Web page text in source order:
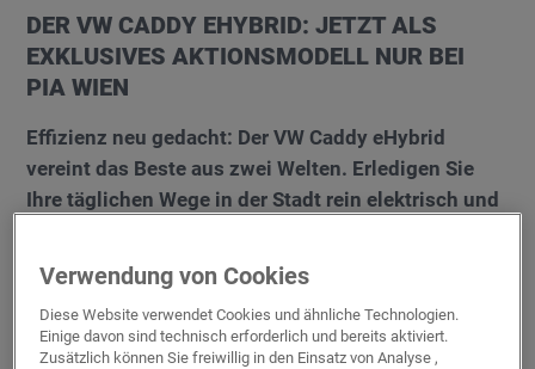
DER VW CADDY EHYBRID: JETZT ALS
EXKLUSIVES AKTIONSMODELL NUR BEI
PIA WIEN
Effizienz neu gedacht: Der VW Caddy eHybrid
vereint das Beste aus zwei Welten. Erledigen Sie
Ihre täglichen Wege in der Stadt rein elektrisch und
Strecken auf die volle Flexibilität und Reichweite
des Hybridantriebs vertrauen.
Verwendung von Cookies
Diese Website verwendet Cookies und ähnliche Technologien.
Einige davon sind technisch erforderlich und bereits aktiviert.
Zusätzlich können Sie freiwillig in den Einsatz von Analyse ,